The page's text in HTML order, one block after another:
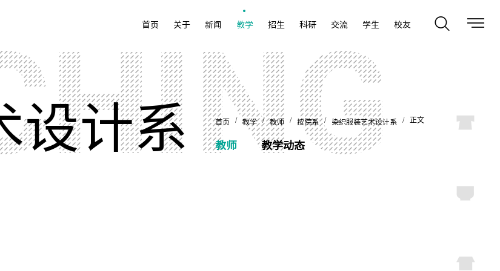
首页 关于 新闻 教学 招生 科研 交流 学生 校友
首页 / 教学/教师 / 按院系/ 染织服装艺术设计系 / 正文
教师 教学动态
设计系